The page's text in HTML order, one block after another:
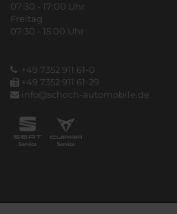
07:30 - 17:00 Uhr
Freitag
07:30 - 15:00 Uhr
+49 7352 911 61-0
+49 7352 911 61-29
info@schoch-automobile.de